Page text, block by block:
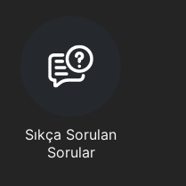
Sıkça Sorulan
Sorular